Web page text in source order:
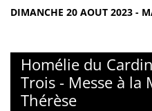
DIMANCHE 20 AOUT 2023 -
Homélie du
Trois - Messe à la
Thérèse